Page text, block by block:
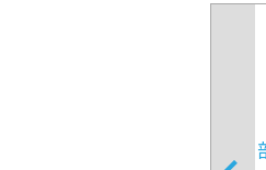
消化管汎用ビデオスコープ